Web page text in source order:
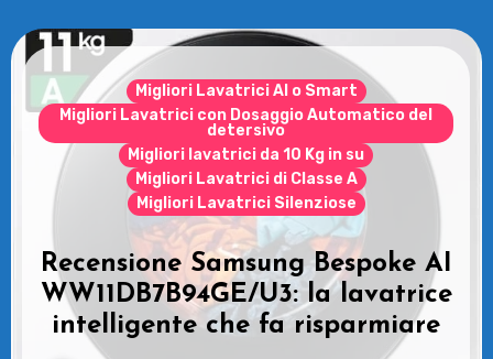
Le Asciugatrici
Samsung Asciugatrice AI
Control: Recensioni e vantaggi
del modello pompa di calore
Queen of laundry 14 Luglio 2026
Nessun